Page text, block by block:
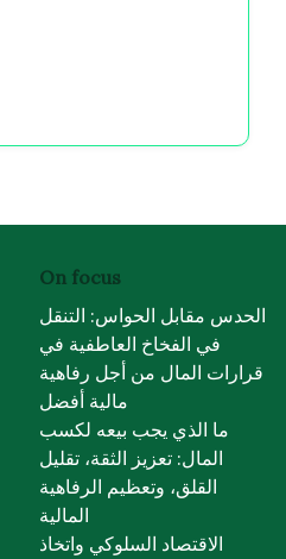
On focus
الحدس مقابل الحواس: التنقل
في الفخاخ العاطفية في
قرارات المال من أجل رفاهية
مالية أفضل
ما الذي يجب بيعه لكسب
المال: تعزيز الثقة، تقليل
القلق، وتعظيم الرفاهية
المالية
الاقتصاد السلوكي واتخاذ